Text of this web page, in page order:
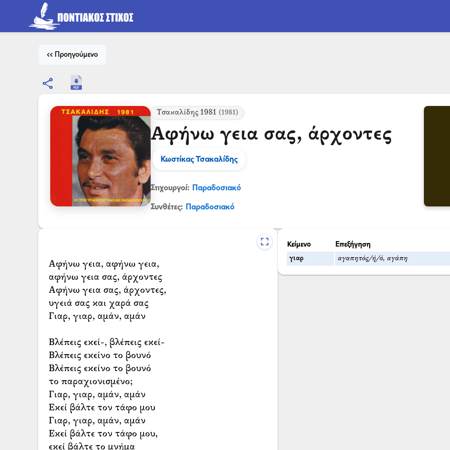
<< Προηγούμενο
share
Τσακαλίδης 1981 (1981)
Αφήνω γεια σας, άρχοντες
Κωστίκας Τσακαλίδης
Στιχουργοί: Παραδοσιακό
Συνθέτες: Παραδοσιακό
Αφήνω γεια, αφήνω γεια,
αφήνω γεια σας, άρχοντες
Αφήνω γεια σας, άρχοντες,
υγειά σας και χαρά σας
Γιαρ, γιαρ, αμάν, αμάν
Βλέπεις εκεί-, βλέπεις εκεί-
Βλέπεις εκείνο το βουνό
Βλέπεις εκείνο το βουνό
το παραχιονισμένο;
Γιαρ, γιαρ, αμάν, αμάν
Εκεί βάλτε τον τάφο μου
Γιαρ, γιαρ, αμάν, αμάν
Εκεί βάλτε τον τάφο μου,
εκεί βάλτε το μνήμα
Κείμενο Επεξήγηση
γιαρ αγαπητός/ή/ό, αγάπη